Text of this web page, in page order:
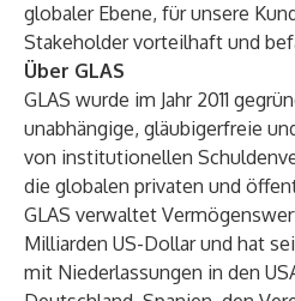
globaler Ebene, für unsere
Stakeholder vorteilhaft und
Über GLAS
GLAS wurde im Jahr 2011
unabhängige, gläubigerfreie
von institutionellen
die globalen privaten und
GLAS verwaltet
Milliarden US-Dollar und hat
mit Niederlassungen in den